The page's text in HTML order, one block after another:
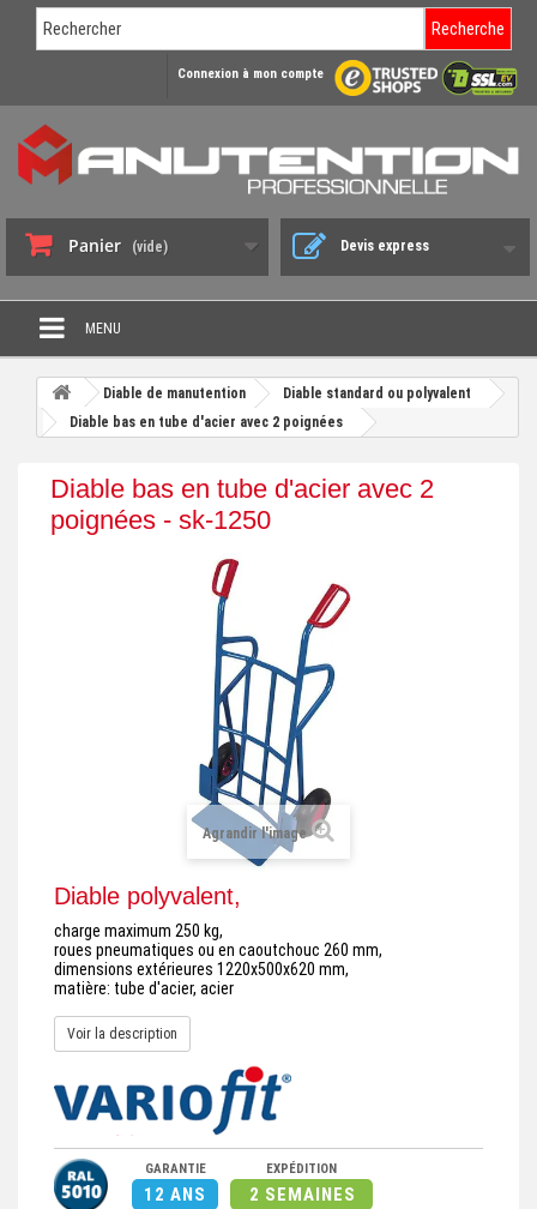
Recherche
Connexion à mon compte
Panier (vide) Devis express
MENU
PROMO DÉSTOCKAGE
CHARIOT DE MANUTENTION
BENNE BASCULANTE
Diable de manutention
Diable standard ou polyvalent
Diable bas en tube d'acier avec 2 poignées
Diable bas en tube d'acier avec 2
poignées - sk-1250
Agrandir l'image
Diable polyvalent,
charge maximum 250 kg,
roues pneumatiques ou en caoutchouc 260 mm,
dimensions extérieures 1220x500x620 mm,
matière: tube d'acier, acier
Voir la description
GARANTIE
12 ANS
EXPÉDITION
2 SEMAINES